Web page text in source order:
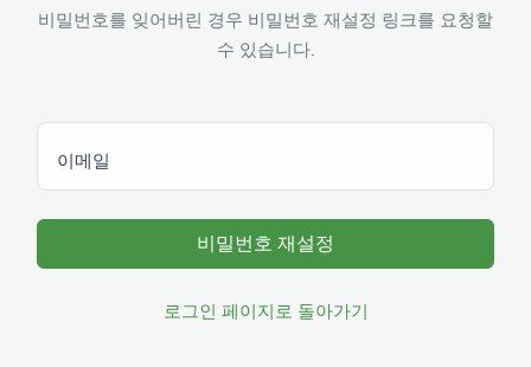
비밀번호를 잊어버린 경우 비밀번호 재설정 링크를 요청할
수 있습니다.
이메일
비밀번호 재설정
로그인 페이지로 돌아가기